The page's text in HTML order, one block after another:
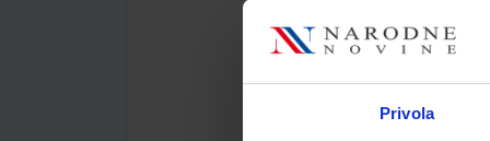
Privola